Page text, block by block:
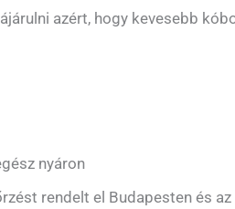
azért, hogy kevesebb
nyáron
rendelt el Budapesten és